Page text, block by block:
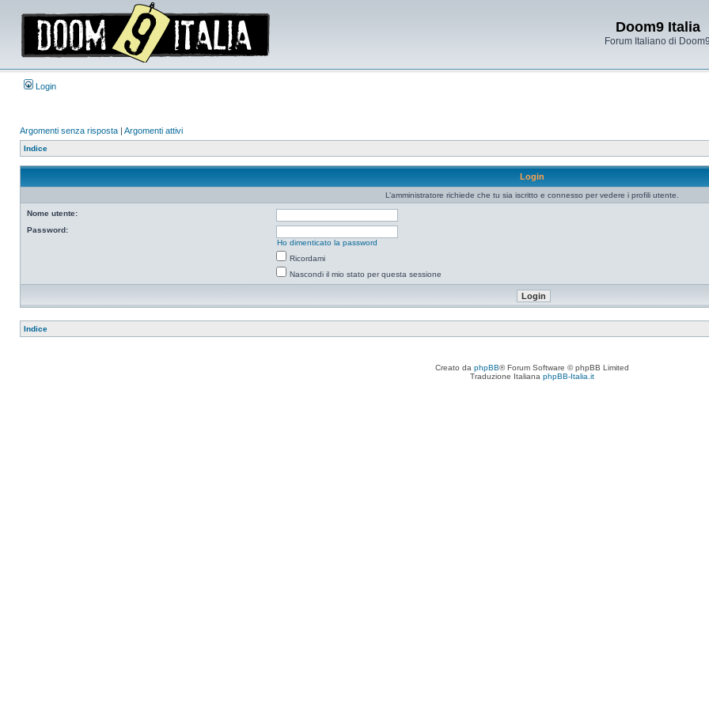
Doom9 Italia
Forum Italiano di Doom9
Login
Argomenti senza risposta | Argomenti attivi
Indice
Login
L’amministratore richiede che tu sia iscritto e connesso per vedere i profili utente.
Nome utente:
Password:
Ho dimenticato la password
Ricordami
Nascondi il mio stato per questa sessione
Indice
Creato da phpBB® Forum Software © phpBB Limited
Traduzione Italiana phpBB-Italia.it